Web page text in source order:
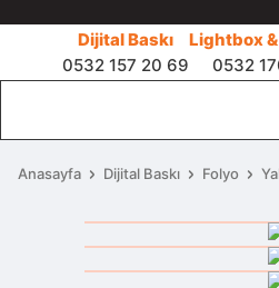
Dijital Baskı
0532 157 20 69
Lightbox
0532
Anasayfa Dijital Baskı Folyo